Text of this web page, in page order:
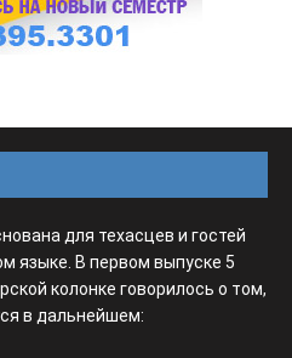
для техасцев и гостей
языке. В первом выпуске 5
колонке говорилось о том,
в дальнейшем: